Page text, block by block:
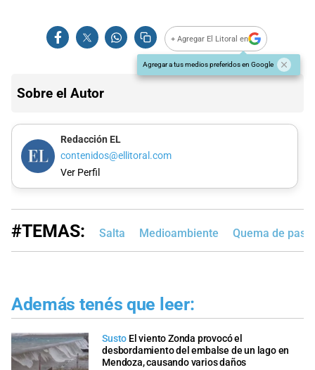
+ Agregar El Litoral en
Agregar a tus medios preferidos en Google
Sobre el Autor
Redacción EL
contenidos@ellitoral.com
Ver Perfil
#TEMAS: Salta Medioambiente Quema de
Además tenés que leer:
Susto El viento Zonda provocó el
desbordamiento del embalse de un lago en
Mendoza, causando varios daños